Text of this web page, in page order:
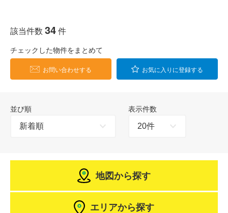
該当件数 34件
チェックした物件をまとめて
お問い合わせする お気に入りに登録する
並び順 表示件数
地図から探す
エリアから探す